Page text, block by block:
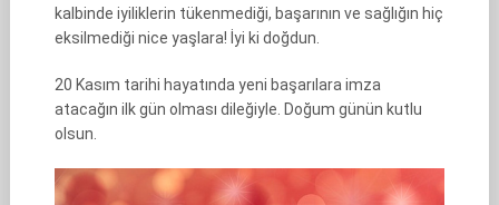
kalbinde iyiliklerin tükenmediği, başarının ve sağlığın hiç
eksilmediği nice yaşlara! İyi ki doğdun.
20 Kasım tarihi hayatında yeni başarılara imza
atacağın ilk gün olması dileğiyle. Doğum günün kutlu
olsun.